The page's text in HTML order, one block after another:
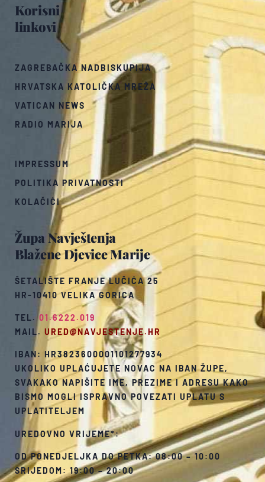
Župa Navještenja
Blažene Djevice Marije
ŠETALIŠTE FRANJE LUČIĆA 25
HR-10410 VELIKA GORICA
TEL.01.6222.019
MAIL. URED@NAVJESTENJE.HR
IBAN: HR3823600001101277934
UKOLIKO UPLAĆUJETE NOVAC NA IBAN ŽUPE,
SVAKAKO NAPIŠITE IME, PREZIME I ADRESU KAKO
BISMO MOGLI ISPRAVNO POVEZATI UPLATU S
UPLATITELJEM
UREDOVNO VRIJEME*:
OD PONEDJELJKA DO PETKA: 08:00 – 10:00
SRIJEDOM: 19:00 – 20:00
Korisni
linkovi
ZAGREBAČKA NADBISKUPIJA
HRVATSKA KATOLIČKA MREŽA
VATICAN NEWS
RADIO MARIJA
IMPRESSUM
POLITIKA PRIVATNOSTI
KOLAČIĆI